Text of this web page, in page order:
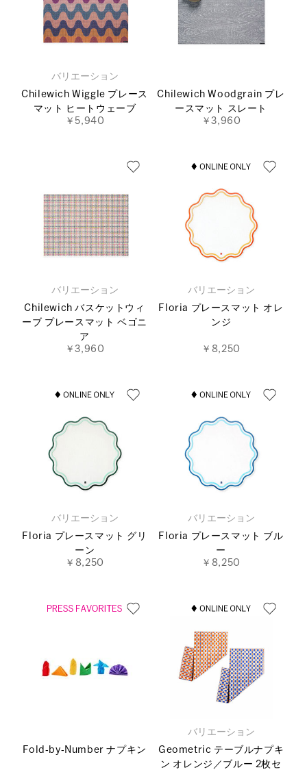
バリエーション
Chilewich Wiggle プレース
マット ヒートウェーブ
￥5,940
Chilewich Woodgrain プレ
ースマット スレート
￥3,960
バリエーション
Chilewich バスケットウィ
ーブ プレースマット ベゴニ
ア
￥3,960
バリエーション
Floria プレースマット オレ
ンジ
￥8,250
バリエーション
Floria プレースマット グリ
ーン
￥8,250
バリエーション
Floria プレースマット ブル
ー
￥8,250
Fold‐by‐Number ナプキン
バリエーション
Geometric テーブルナプキ
ン オレンジ／ブルー 2枚セ